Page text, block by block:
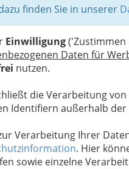
finden Sie in unserer
Einwilligung('Zustimmen
Daten für
nutzen.
die Verarbeitung
Identifiern außerhalb der
Verarbeitung Ihrer
. Hier
sowie einzelne